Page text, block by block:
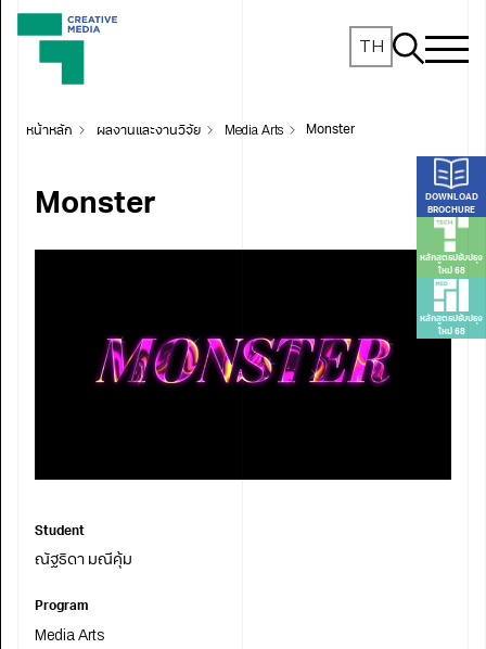
TH
DOWNLOAD
BROCHURE
หลักสูตรปรับปรุง
ใหม่ 68
หลักสูตรปรับปรุง
ใหม่ 68
หน้าหลัก ผลงานและงานวิจัย Media Arts Monster
Student
ณัฐธิดา มณีคุ้ม
Program
Media Arts
Monster